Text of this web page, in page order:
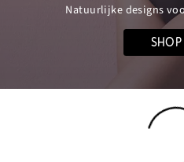
Natuurlijke designs